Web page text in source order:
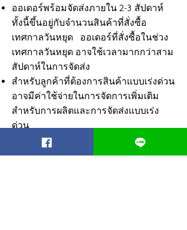
ออเดอร์พร้อมจัดส่งภายใน 2-3 สัปดาห์
ทั้งนี้ขึ้นอยู่กับจำนวนสินค้าที่สั่งซื้อ
เทศกาลวันหยุด ออเดอร์ที่สั่งซื้อในช่วง
เทศกาลวันหยุด อาจใช้เวลามากกว่าสาม
สัปดาห์ในการจัดส่ง
สำหรับลูกค้าที่ต้องการสินค้าแบบเร่งด่วน
อาจมีค่าใช้จ่ายในการจัดการเพิ่มเติม
สำหรับการผลิตและการจัดส่งแบบเร่ง
ด่วน
รายละเอียดเพิ่มเติม : เทศกาลวันหยุดจะ